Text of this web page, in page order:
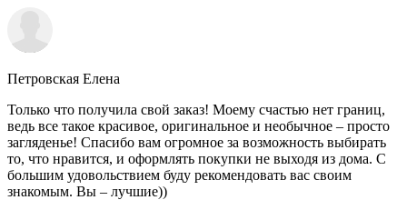
Петровская Елена
Только что получила свой заказ! Моему счастью нет границ,
ведь все такое красивое, оригинальное и необычное – просто
загляденье! Спасибо вам огромное за возможность выбирать
то, что нравится, и оформлять покупки не выходя из дома. С
большим удовольствием буду рекомендовать вас своим
знакомым. Вы – лучшие))